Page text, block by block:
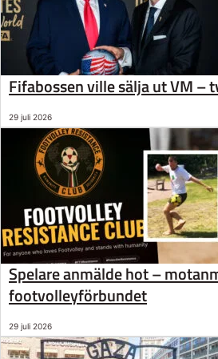
Fifabossen ville sälja ut VM –
29 juli 2026
Spelare anmälde hot –
footvolleyförbundet
29 juli 2026